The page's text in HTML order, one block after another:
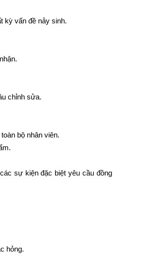
kỳ vấn đề nảy sinh.
chỉnh sửa.
bộ nhân viên.
sự kiện đặc biệt yêu cầu đồng
hỏng.